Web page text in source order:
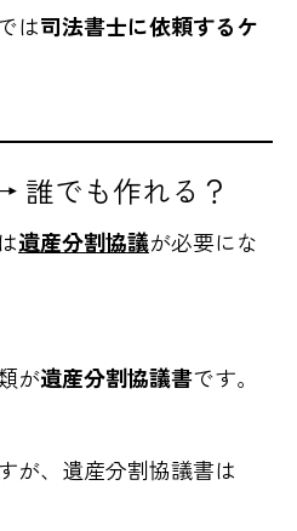
は司法書士に依頼するケ
誰でも作れる？
遺産分割協議が必要にな
が遺産分割協議書です。
が、遺産分割協議書は